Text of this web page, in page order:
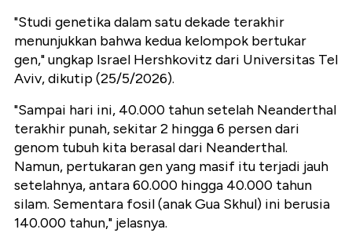
"Studi genetika dalam satu dekade terakhir
menunjukkan bahwa kedua kelompok bertukar
gen," ungkap Israel Hershkovitz dari Universitas Tel
Aviv, dikutip (25/5/2026).
"Sampai hari ini, 40.000 tahun setelah Neanderthal
terakhir punah, sekitar 2 hingga 6 persen dari
genom tubuh kita berasal dari Neanderthal.
Namun, pertukaran gen yang masif itu terjadi jauh
setelahnya, antara 60.000 hingga 40.000 tahun
silam. Sementara fosil (anak Gua Skhul) ini berusia
140.000 tahun," jelasnya.